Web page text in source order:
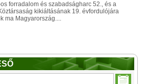
forradalom és szabadságharc 52., és a
kikiáltásának 19. évfordulójára
ma Magyarország....